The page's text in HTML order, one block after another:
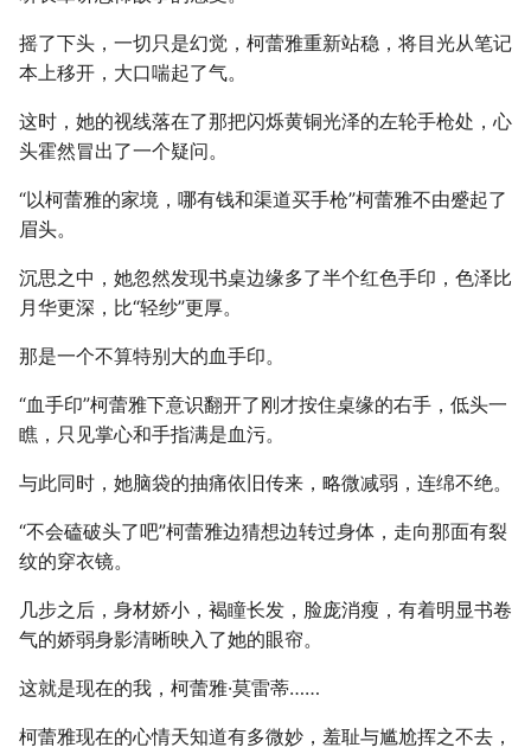
摇了下头，一切只是幻觉，柯蕾雅重新站稳，将目光从笔记
本上移开，大口喘起了气。
这时，她的视线落在了那把闪烁黄铜光泽的左轮手枪处，心
头霍然冒出了一个疑问。
“以柯蕾雅的家境，哪有钱和渠道买手枪”柯蕾雅不由蹙起了
眉头。
沉思之中，她忽然发现书桌边缘多了半个红色手印，色泽比
月华更深，比“轻纱”更厚。
那是一个不算特别大的血手印。
“血手印”柯蕾雅下意识翻开了刚才按住桌缘的右手，低头一
瞧，只见掌心和手指满是血污。
与此同时，她脑袋的抽痛依旧传来，略微减弱，连绵不绝。
“不会磕破头了吧”柯蕾雅边猜想边转过身体，走向那面有裂
纹的穿衣镜。
几步之后，身材娇小，褐瞳长发，脸庞消瘦，有着明显书卷
气的娇弱身影清晰映入了她的眼帘。
这就是现在的我，柯蕾雅·莫雷蒂……
柯蕾雅现在的心情天知道有多微妙，羞耻与尴尬挥之不去，